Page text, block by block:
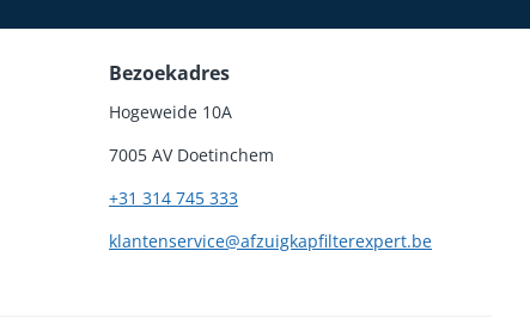
Bezoekadres
Hogeweide 10A
7005 AV Doetinchem
+31 314 745 333
klantenservice@afzuigkapfilterexpert.be